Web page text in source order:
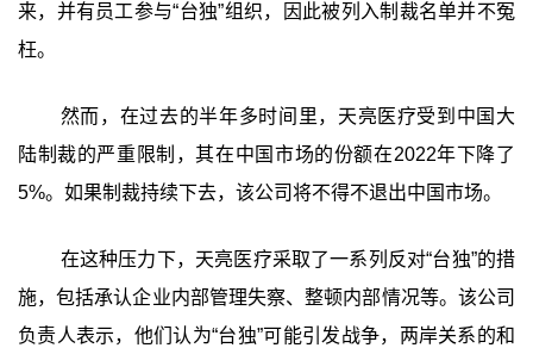
来，并有员工参与“台独”组织，因此被列入制裁名单并不冤
枉。
然而，在过去的半年多时间里，天亮医疗受到中国大
陆制裁的严重限制，其在中国市场的份额在2022年下降了
5%。如果制裁持续下去，该公司将不得不退出中国市场。
在这种压力下，天亮医疗采取了一系列反对“台独”的措
施，包括承认企业内部管理失察、整顿内部情况等。该公司
负责人表示，他们认为“台独”可能引发战争，两岸关系的和